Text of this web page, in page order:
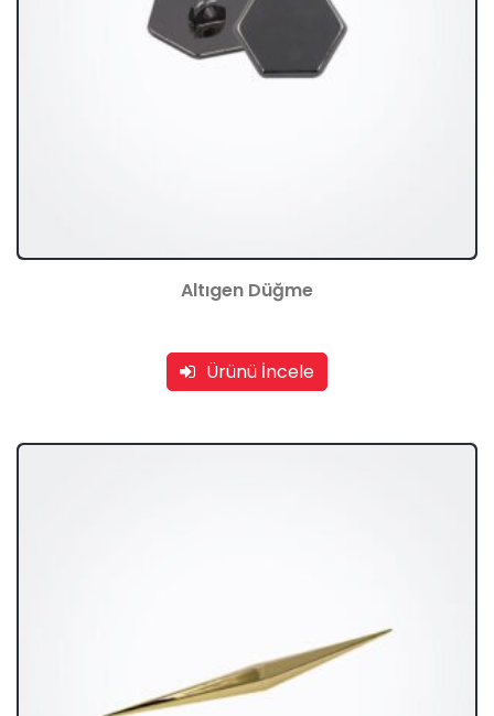
Altıgen Düğme
Ürünü İncele